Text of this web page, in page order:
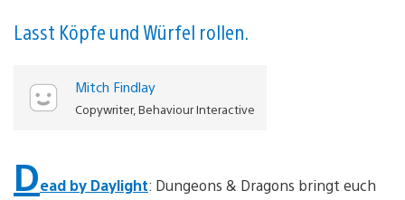
Lasst Köpfe und Würfel rollen.
Mitch Findlay
Copywriter, Behaviour Interactive
Dead by Daylight: Dungeons & Dragons bringt euch